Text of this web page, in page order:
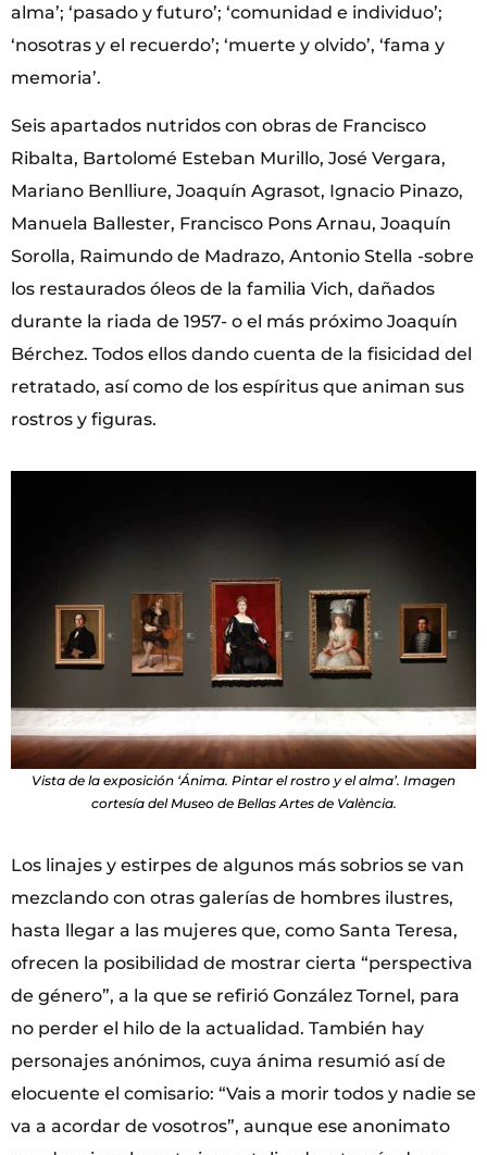
alma’; ‘pasado y futuro’; ‘comunidad e individuo’;
‘nosotras y el recuerdo’; ‘muerte y olvido’, ‘fama y
memoria’.
Seis apartados nutridos con obras de Francisco
Ribalta, Bartolomé Esteban Murillo, José Vergara,
Mariano Benlliure, Joaquín Agrasot, Ignacio Pinazo,
Manuela Ballester, Francisco Pons Arnau, Joaquín
Sorolla, Raimundo de Madrazo, Antonio Stella -sobre
los restaurados óleos de la familia Vich, dañados
durante la riada de 1957- o el más próximo Joaquín
Bérchez. Todos ellos dando cuenta de la fisicidad del
retratado, así como de los espíritus que animan sus
rostros y figuras.
Vista de la exposición ‘Ánima. Pintar el rostro y el alma’. Imagen
cortesía del Museo de Bellas Artes de València.
Los linajes y estirpes de algunos más sobrios se van
mezclando con otras galerías de hombres ilustres,
hasta llegar a las mujeres que, como Santa Teresa,
ofrecen la posibilidad de mostrar cierta “perspectiva
de género”, a la que se refirió González Tornel, para
no perder el hilo de la actualidad. También hay
personajes anónimos, cuya ánima resumió así de
elocuente el comisario: “Vais a morir todos y nadie se
va a acordar de vosotros”, aunque ese anonimato